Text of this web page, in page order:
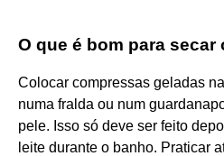
O que é bom para secar
Colocar compressas geladas
numa fralda ou num
pele. Isso só deve ser feito
leite durante o banho. Praticar